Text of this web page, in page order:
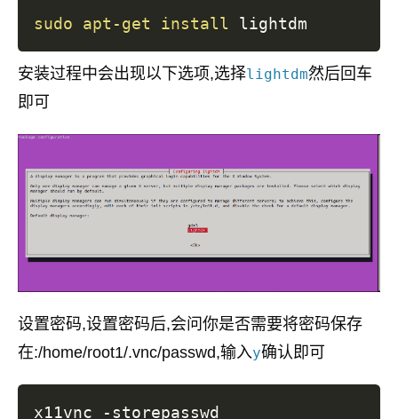
sudo apt-get install
安装过程中会出现以下选项,选择lightdm然后回车
即可
设置密码,设置密码后,会问你是否需要将密码保存
在:/home/root1/.vnc/passwd,输入y确认即可